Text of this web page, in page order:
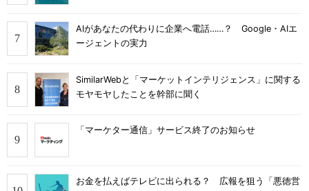
AIがあなたの代わりに企業へ電話……？ Google・AIエ
ージェントの実力
SimilarWebと「マーケットインテリジェンス」に関する
モヤモヤしたことを幹部に聞く
「マーケター通信」サービス終了のお知らせ
お金を払えばテレビに出られる？ 広報を狙う「悪徳営